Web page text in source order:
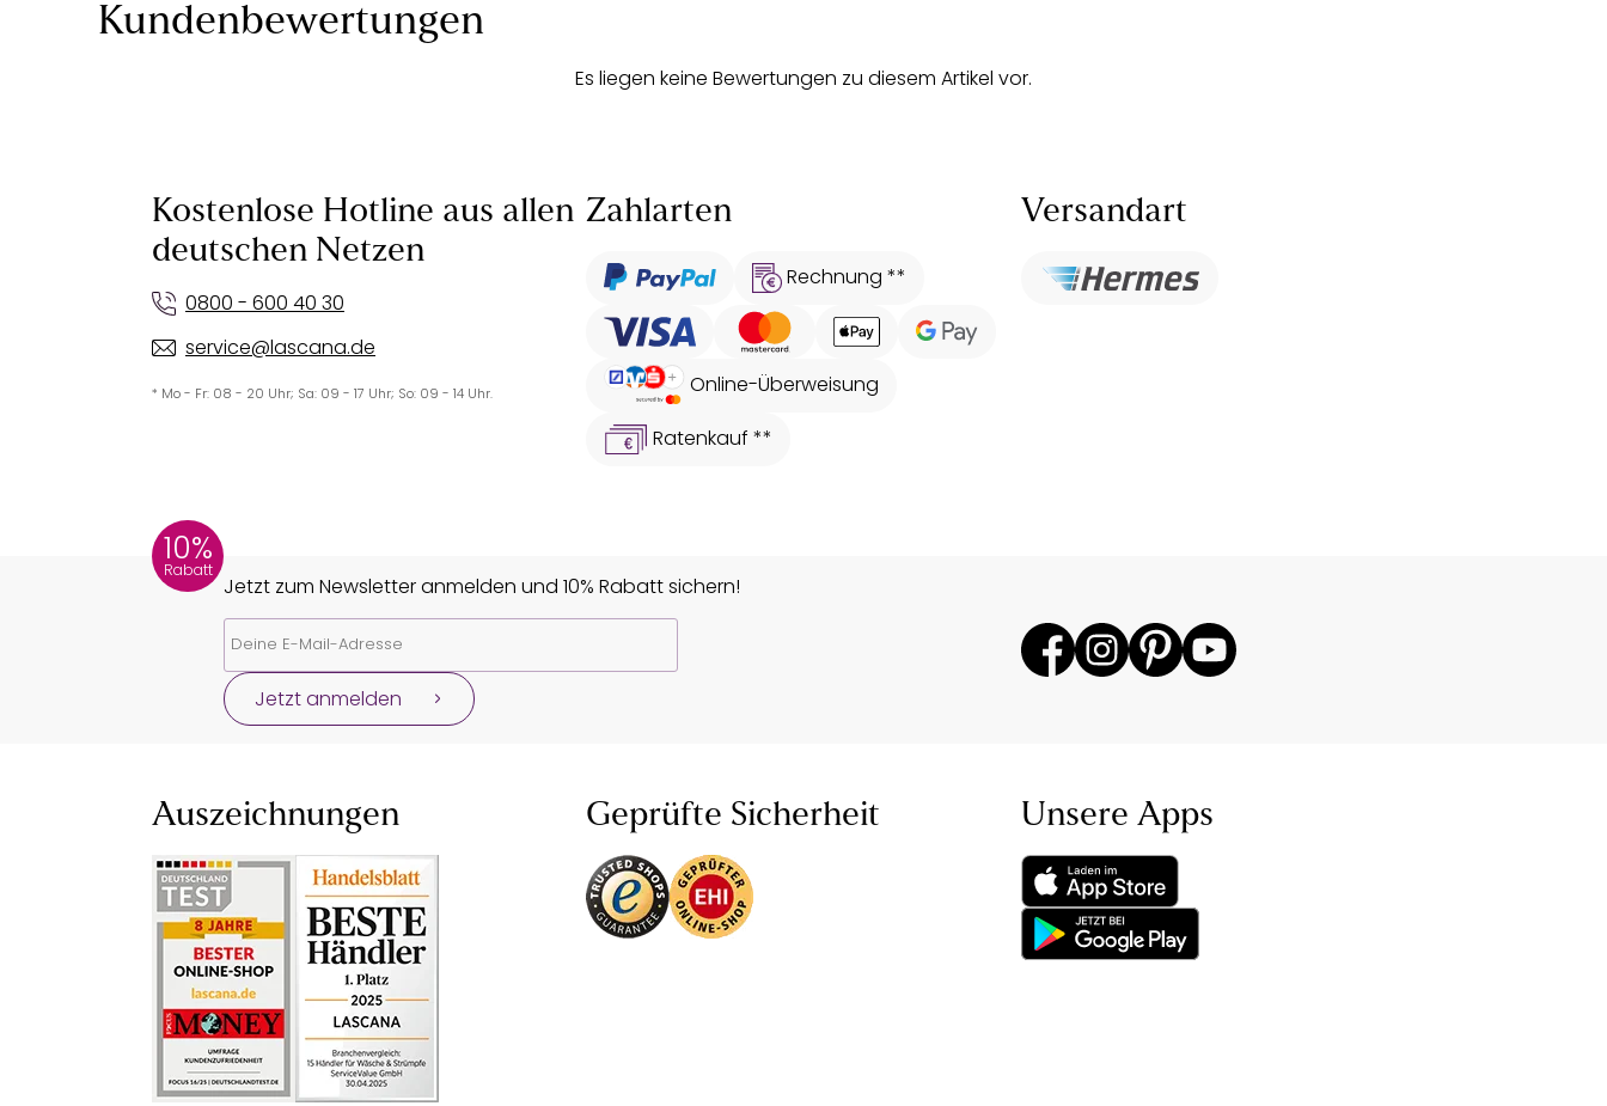
Kundenbewertungen
Es liegen keine Bewertungen zu diesem Artikel vor.
Kostenlose Hotline aus allen
deutschen Netzen
0800 - 600 40 30
service@lascana.de
* Mo - Fr: 08 - 20 Uhr; Sa: 09 - 17 Uhr; So: 09 - 14 Uhr.
Zahlarten
Rechnung **
Online-Überweisung
Ratenkauf **
Versandart
10%
Rabatt
Jetzt zum Newsletter anmelden und 10% Rabatt sichern!
Jetzt anmelden
Auszeichnungen Geprüfte Sicherheit Unsere Apps